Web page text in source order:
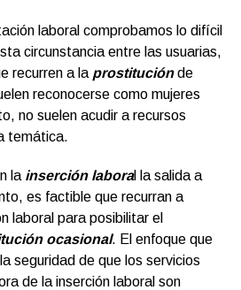
laboral comprobamos lo difícil
circunstancia entre las usuarias,
recurren a la prostituciónde
reconocerse como mujeres
no suelen acudir a recursos
temática.
la inserción laboral la salida a
es factible que recurran a
laboral para posibilitar el
ocasional. El enfoque que
seguridad de que los servicios
de la inserción laboral son